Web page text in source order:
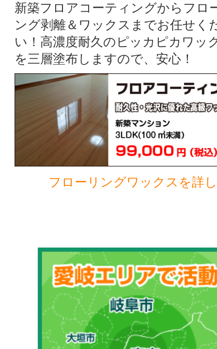
新築フロアコーティングからフロ
ング剥離＆ワックスまでお任せく
い！高濃度耐久のピッカピカワッ
を三層塗布しますので、安心！
フローリングワックスを詳